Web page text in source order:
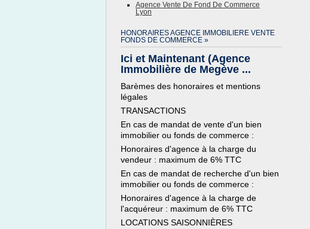
Agence Vente De Fond De Commerce
Lyon
HONORAIRES AGENCE IMMOBILIERE VENTE
FONDS DE COMMERCE »
Ici et Maintenant (Agence
Immobilière de Megève ...
Barèmes des honoraires et mentions
légales
TRANSACTIONS
En cas de mandat de vente d'un bien
immobilier ou fonds de commerce :
Honoraires d'agence à la charge du
vendeur : maximum de 6% TTC
En cas de mandat de recherche d'un bien
immobilier ou fonds de commerce :
Honoraires d'agence à la charge de
l'acquéreur : maximum de 6% TTC
LOCATIONS SAISONNIÈRES